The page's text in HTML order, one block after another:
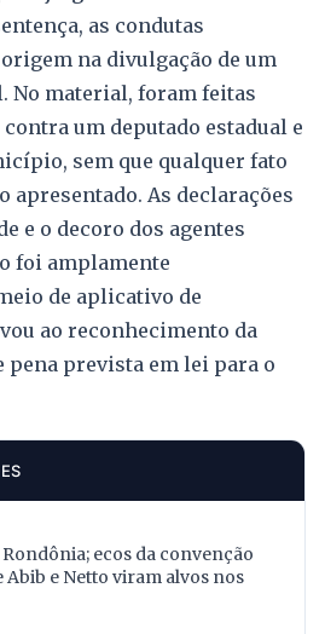
as condutas
na divulgação de um
No material, foram feitas
contra um deputado estadual e
sem que qualquer fato
apresentado. As declarações
e o decoro dos agentes
foi amplamente
de aplicativo de
ao reconhecimento da
pena prevista em lei para o
ecos da convenção
Abib e Netto viram alvos nos